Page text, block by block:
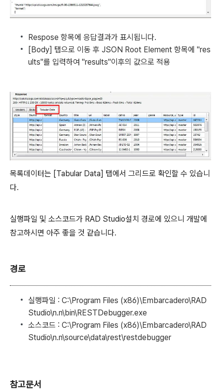
Respose 항목에 응답결과가 표시됩니다.
[Body] 탭으로 이동 후 JSON Root Element 항목에 "res
ults"를 입력하여 "results"이후의 값으로 적용
목록데이터는 [Tabular Data] 탭에서 그리드로 확인할 수 있습니
다.
실행파일 및 소스코드가 RAD Studio설치 경로에 있으니 개발에
참고하시면 아주 좋을 것 같습니다.
경로
실행파일 : C:\Program Files (x86)\Embarcadero\RAD
Studio\n.n\bin\RESTDebugger.exe
소스코드 : C:\Program Files (x86)\Embarcadero\RAD
Studio\n.n\source\data\rest\restdebugger
참고문서